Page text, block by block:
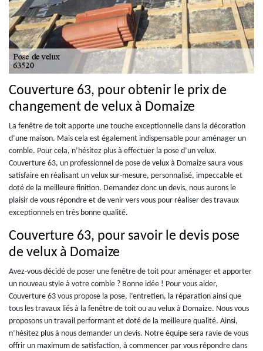
Couverture 63, pour obtenir le prix de
changement de velux à Domaize
La fenêtre de toit apporte une touche exceptionnelle dans la décoration
d’une maison. Mais cela est également indispensable pour aménager un
comble. Pour cela, n’hésitez plus à effectuer la pose d’un velux.
Couverture 63, un professionnel de pose de velux à Domaize saura vous
satisfaire en réalisant un velux sur-mesure, personnalisé, impeccable et
doté de la meilleure finition. Demandez donc un devis, nous aurons le
plaisir de vous répondre et de venir vers vous pour réaliser des travaux
exceptionnels en très bonne qualité.
Couverture 63, pour savoir le devis pose
de velux à Domaize
Avez-vous décidé de poser une fenêtre de toit pour aménager et apporter
un nouveau style à votre comble ? Bonne idée ! Pour vous aider,
Couverture 63 vous propose la pose, l’entretien, la réparation ainsi que
tous les travaux liés à la fenêtre de toit ou au velux à Domaize. Nous vous
proposons un travail performant et doté de la meilleure qualité. Ainsi,
n’hésitez plus à nous demander un devis. Notre équipe sera ravie de vous
offrir un maximum de satisfaction, à commencer par vous répondre dans